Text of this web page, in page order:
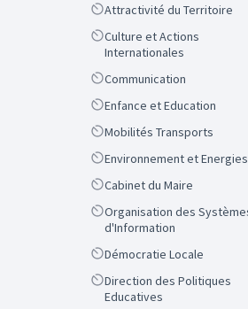
ScopeAttractivité du Territoire
Scope
Culture et Actions
Internationales
ScopeCommunication
ScopeEnfance et Education
ScopeMobilités Transports
ScopeEnvironnement et Energies
ScopeCabinet du Maire
Scope
Organisation des Systèmes
d'Information
ScopeDémocratie Locale
Scope
Direction des Politiques
Educatives